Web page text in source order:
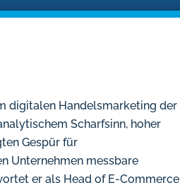
digitalen Handelsmarketing der
Scharfsinn, hoher
Gespür für
Unternehmen messbare
er als Head of E-Commerce